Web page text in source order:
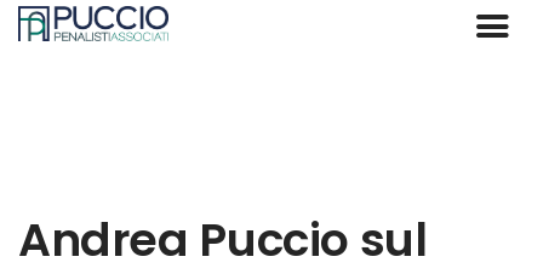
Andrea Puccio sul